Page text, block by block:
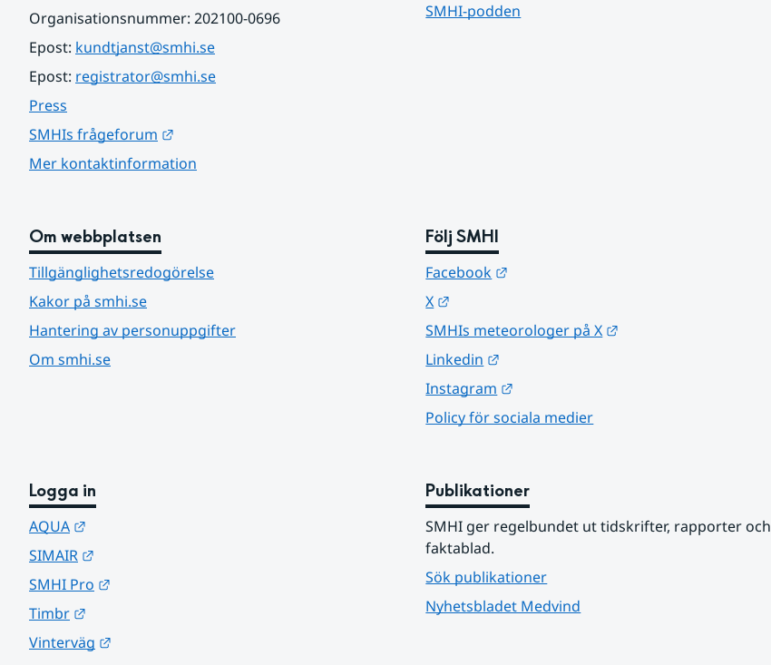
Organisationsnummer: 202100-0696
Epost: kundtjanst@smhi.se
Epost: registrator@smhi.se
Press
SMHIs frågeforum
Mer kontaktinformation
SMHI-podden
Om webbplatsen
Tillgänglighetsredogörelse
Kakor på smhi.se
Hantering av personuppgifter
Om smhi.se
Följ SMHI
Facebook
X
SMHIs meteorologer på X
Linkedin
Instagram
Policy för sociala medier
Logga in
AQUA
SIMAIR
SMHI Pro
Timbr
Vinterväg
Publikationer
SMHI ger regelbundet ut tidskrifter, rapporter och
faktablad.
Sök publikationer
Nyhetsbladet Medvind